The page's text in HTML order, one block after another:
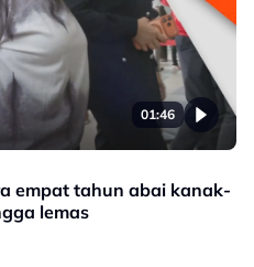
01:46
empat tahun abai kanak-
lemas